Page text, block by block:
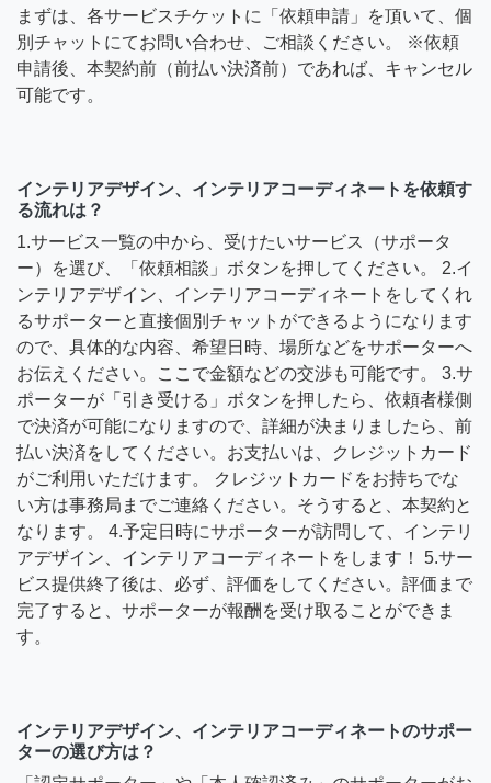
まずは、各サービスチケットに「依頼申請」を頂いて、個
別チャットにてお問い合わせ、ご相談ください。 ※依頼
申請後、本契約前（前払い決済前）であれば、キャンセル
可能です。
インテリアデザイン、インテリアコーディネートを依頼す
る流れは？
1.サービス一覧の中から、受けたいサービス（サポータ
ー）を選び、「依頼相談」ボタンを押してください。 2.イ
ンテリアデザイン、インテリアコーディネートをしてくれ
るサポーターと直接個別チャットができるようになります
ので、具体的な内容、希望日時、場所などをサポーターへ
お伝えください。ここで金額などの交渉も可能です。 3.サ
ポーターが「引き受ける」ボタンを押したら、依頼者様側
で決済が可能になりますので、詳細が決まりましたら、前
払い決済をしてください。お支払いは、クレジットカード
がご利用いただけます。 クレジットカードをお持ちでな
い方は事務局までご連絡ください。そうすると、本契約と
なります。 4.予定日時にサポーターが訪問して、インテリ
アデザイン、インテリアコーディネートをします！ 5.サー
ビス提供終了後は、必ず、評価をしてください。評価まで
完了すると、サポーターが報酬を受け取ることができま
す。
インテリアデザイン、インテリアコーディネートのサポー
ターの選び方は？